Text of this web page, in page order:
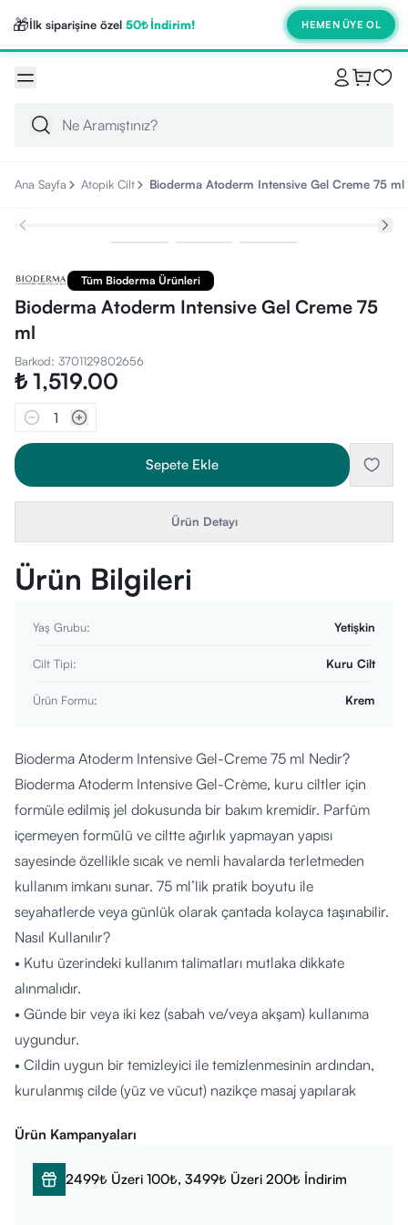
🎁İlk siparişine özel 50₺ İndirim! HEMEN ÜYE OL
Ana Sayfa Atopik Cilt Bioderma Atoderm Intensive Gel Creme 75 ml
Tüm Bioderma Ürünleri
Bioderma Atoderm Intensive Gel Creme 75
ml
Barkod: 3701129802656
₺ 1,519.00
1
Sepete Ekle
Ürün Detayı
Ürün Bilgileri
Yaş Grubu: Yetişkin
Cilt Tipi: Kuru Cilt
Ürün Formu: Krem
Bioderma Atoderm Intensive Gel-Creme 75 ml Nedir?
Bioderma Atoderm Intensive Gel-Crème, kuru ciltler için
formüle edilmiş jel dokusunda bir bakım kremidir. Parfüm
içermeyen formülü ve ciltte ağırlık yapmayan yapısı
sayesinde özellikle sıcak ve nemli havalarda terletmeden
kullanım imkanı sunar. 75 ml’lik pratik boyutu ile
seyahatlerde veya günlük olarak çantada kolayca taşınabilir.
Nasıl Kullanılır?
• Kutu üzerindeki kullanım talimatları mutlaka dikkate
alınmalıdır.
• Günde bir veya iki kez (sabah ve/veya akşam) kullanıma
uygundur.
• Cildin uygun bir temizleyici ile temizlenmesinin ardından,
kurulanmış cilde (yüz ve vücut) nazikçe masaj yapılarak
• Cilt tarafından hızla emilecek yapıda olduğundan, özellikle
gün içinde ihtiyaç hissedildiğinde uygulaması tekrarlanabilir.
Kimler Kullanabilir?
Ürün Kampanyaları
2499₺ Üzeri 100₺, 3499₺ Üzeri 200₺ İndirim